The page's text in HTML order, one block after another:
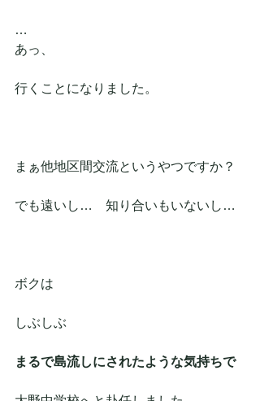
…
あっ、
行くことになりました。
まぁ他地区間交流というやつですか？
でも遠いし…　知り合いもいないし…
ボクは
しぶしぶ
まるで島流しにされたような気持ちで